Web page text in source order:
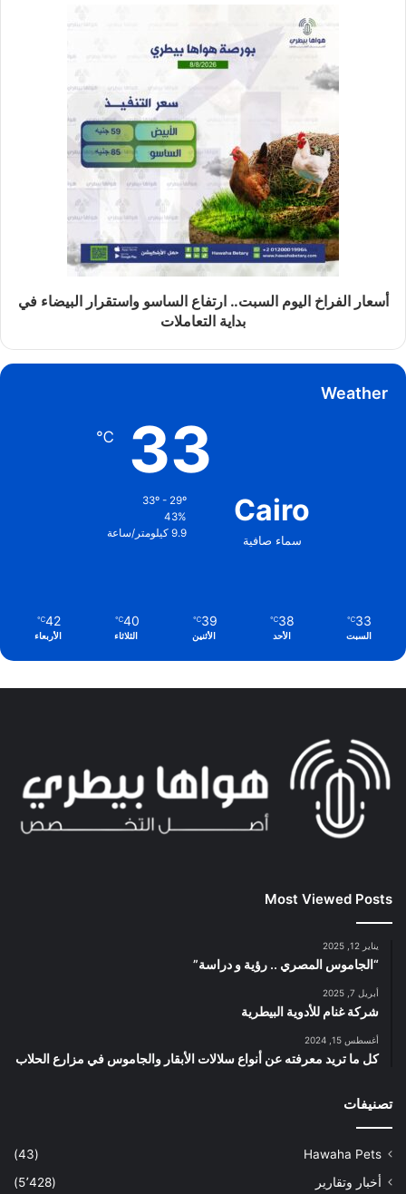
أسعار الفراخ اليوم السبت.. ارتفاع الساسو واستقرار البيضاء في
بداية التعاملات
Weather
Cairo
سماء صافية
33
℃
43%
9.9 كيلومتر/ساعة
33
℃
السبت
38
℃
الأحد
39
℃
الأثنين
40
℃
الثلاثاء
42
℃
الأربعاء
Most Viewed Posts
يناير 12, 2025
“الجاموس المصري .. رؤية و دراسة”
أبريل 7, 2025
شركة غنام للأدوية البيطرية
أغسطس 15, 2024
كل ما تريد معرفته عن أنواع سلالات الأبقار والجاموس في مزارع الحلاب
تصنيفات
Hawaha Pets
(43)
أخبار وتقارير
(5٬428)